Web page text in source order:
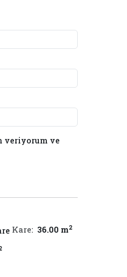
veriyorum ve
Kare: 36.00 m2